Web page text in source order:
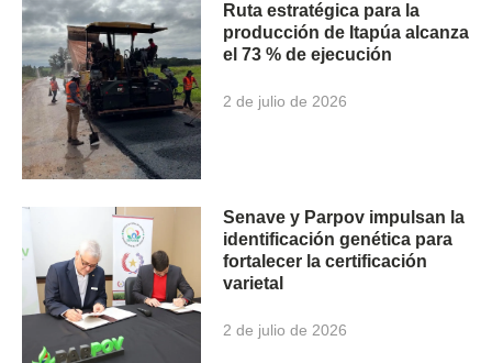
Ruta estratégica para la
producción de Itapúa alcanza
el 73 % de ejecución
2 de julio de 2026
Senave y Parpov impulsan la
identificación genética para
fortalecer la certificación
varietal
2 de julio de 2026